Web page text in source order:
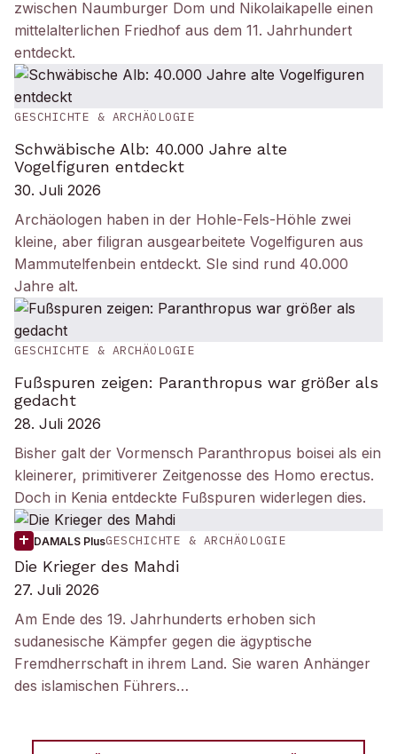
zwischen Naumburger Dom und Nikolaikapelle einen
mittelalterlichen Friedhof aus dem 11. Jahrhundert
entdeckt.
GESCHICHTE & ARCHÄOLOGIE
Schwäbische Alb: 40.000 Jahre alte
Vogelfiguren entdeckt
30. Juli 2026
Archäologen haben in der Hohle-Fels-Höhle zwei
kleine, aber filigran ausgearbeitete Vogelfiguren aus
Mammutelfenbein entdeckt. SIe sind rund 40.000
Jahre alt.
GESCHICHTE & ARCHÄOLOGIE
Fußspuren zeigen: Paranthropus war größer als
gedacht
28. Juli 2026
Bisher galt der Vormensch Paranthropus boisei als ein
kleinerer, primitiverer Zeitgenosse des Homo erectus.
Doch in Kenia entdeckte Fußspuren widerlegen dies.
DAMALS PlusGESCHICHTE & ARCHÄOLOGIE
Die Krieger des Mahdi
27. Juli 2026
Am Ende des 19. Jahrhunderts erhoben sich
sudanesische Kämpfer gegen die ägyptische
Fremdherrschaft in ihrem Land. Sie waren Anhänger
des islamischen Führers…